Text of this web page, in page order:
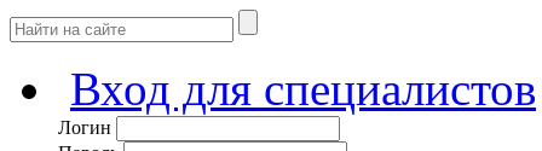
Вход для специалистов
Логин